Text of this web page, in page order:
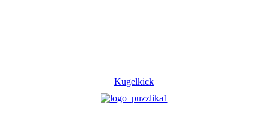
Kugelkick